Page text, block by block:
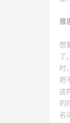
雅
想
时
把
这
的
名